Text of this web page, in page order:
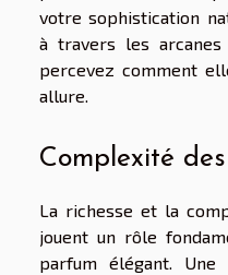
votre sophistication
à travers les
percevez comment
allure.
Complexité
La richesse et la
jouent un rôle
parfum élégant.